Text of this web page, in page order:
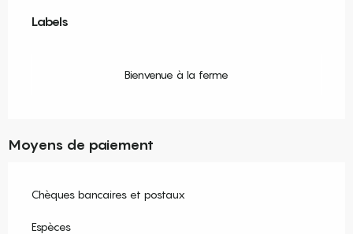
Labels
Labels
Bienvenue à la ferme
Moyens de paiement
Chèques bancaires et postaux
Espèces